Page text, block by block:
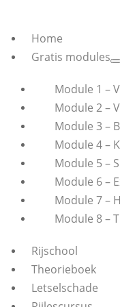
Home
Gratis modules
Module 1 –
Module 2 –
Module 3 –
Module 4 –
Module 5 –
Module 6 –
Module 7 –
Module 8 –
Rijschool
Theorieboek
Letselschade